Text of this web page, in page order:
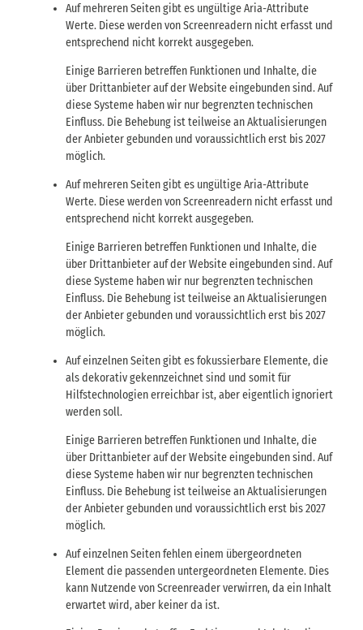
Auf mehreren Seiten gibt es ungültige Aria-Attribute
Werte. Diese werden von Screenreadern nicht erfasst und
entsprechend nicht korrekt ausgegeben.
Einige Barrieren betreffen Funktionen und Inhalte, die
über Drittanbieter auf der Website eingebunden sind. Auf
diese Systeme haben wir nur begrenzten technischen
Einfluss. Die Behebung ist teilweise an Aktualisierungen
der Anbieter gebunden und voraussichtlich erst bis 2027
möglich.
Auf mehreren Seiten gibt es ungültige Aria-Attribute
Werte. Diese werden von Screenreadern nicht erfasst und
entsprechend nicht korrekt ausgegeben.
Einige Barrieren betreffen Funktionen und Inhalte, die
über Drittanbieter auf der Website eingebunden sind. Auf
diese Systeme haben wir nur begrenzten technischen
Einfluss. Die Behebung ist teilweise an Aktualisierungen
der Anbieter gebunden und voraussichtlich erst bis 2027
möglich.
Auf einzelnen Seiten gibt es fokussierbare Elemente, die
als dekorativ gekennzeichnet sind und somit für
Hilfstechnologien erreichbar ist, aber eigentlich ignoriert
werden soll.
Einige Barrieren betreffen Funktionen und Inhalte, die
über Drittanbieter auf der Website eingebunden sind. Auf
diese Systeme haben wir nur begrenzten technischen
Einfluss. Die Behebung ist teilweise an Aktualisierungen
der Anbieter gebunden und voraussichtlich erst bis 2027
möglich.
Auf einzelnen Seiten fehlen einem übergeordneten
Element die passenden untergeordneten Elemente. Dies
kann Nutzende von Screenreader verwirren, da ein Inhalt
erwartet wird, aber keiner da ist.